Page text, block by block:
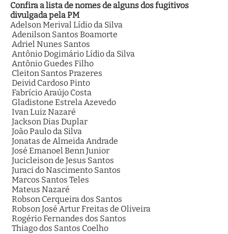
Confira a lista de nomes de alguns dos fugitivos
divulgada pela PM
Adelson Merival Lídio da Silva
Adenilson Santos Boamorte
Adriel Nunes Santos
Antônio Dogimário Lídio da Silva
Antônio Guedes Filho
Cleiton Santos Prazeres
Deivid Cardoso Pinto
Fabrício Araújo Costa
Gladistone Estrela Azevedo
Ivan Luiz Nazaré
Jackson Dias Duplar
João Paulo da Silva
Jonatas de Almeida Andrade
José Emanoel Benn Junior
Jucicleison de Jesus Santos
Juraci do Nascimento Santos
Marcos Santos Teles
Mateus Nazaré
Robson Cerqueira dos Santos
Robson José Artur Freitas de Oliveira
Rogério Fernandes dos Santos
Thiago dos Santos Coelho